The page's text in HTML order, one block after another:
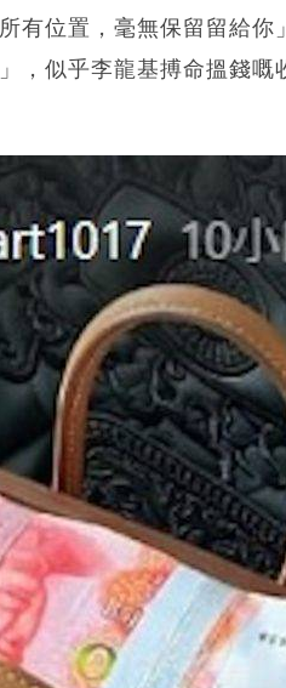
有位置，毫無保留留給
，似乎李龍基搏命搵錢